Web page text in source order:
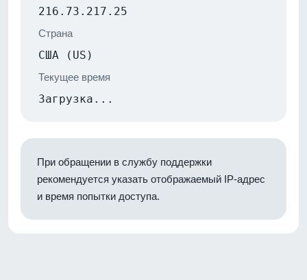
216.73.217.25
Страна
США (US)
Текущее время
Загрузка...
При обращении в службу поддержки
рекомендуется указать отображаемый IP-адрес
и время попытки доступа.